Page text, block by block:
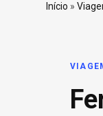
Início »